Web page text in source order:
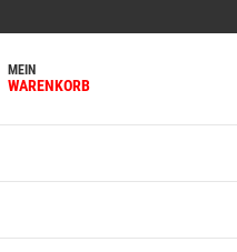
MEIN
WARENKORB